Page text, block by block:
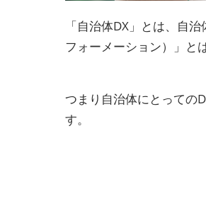
「自治体DX」とは、自
フォーメーション）」と
つまり自治体にとっての
す。